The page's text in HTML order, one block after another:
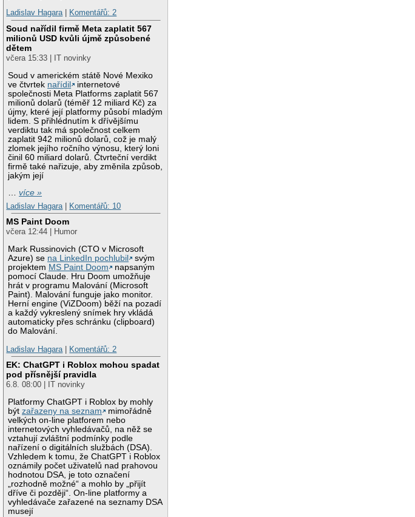
Ladislav Hagara| Komentářů: 2
Soud nařídil firmě Meta zaplatit 567
milionů USD kvůli újmě způsobené
dětem
včera 15:33 | IT novinky
Soud v americkém státě Nové Mexiko
ve čtvrtek nařídil
internetové
společnosti Meta Platforms zaplatit 567
milionů dolarů (téměř 12 miliard Kč) za
újmy, které její platformy působí mladým
lidem. S přihlédnutím k dřívějšímu
verdiktu tak má společnost celkem
zaplatit 942 milionů dolarů, což je malý
zlomek jejího ročního výnosu, který loni
činil 60 miliard dolarů. Čtvrteční verdikt
firmě také nařizuje, aby změnila způsob,
jakým její
…více »
Ladislav Hagara
Komentářů: 10
MS Paint Doom
včera 12:44 | Humor
Mark Russinovich (CTO v Microsoft
Azure) se na LinkedIn pochlubil
svým
projektem MS Paint Doom
napsaným
pomocí Claude. Hru Doom umožňuje
hrát v programu Malování (Microsoft
Paint). Malování funguje jako monitor.
Herní engine (ViZDoom) běží na pozadí
a každý vykreslený snímek hry vkládá
automaticky přes schránku (clipboard)
do Malování.
Ladislav Hagara
Komentářů: 2
EK: ChatGPT i Roblox mohou spadat
pod přísnější pravidla
6.8. 08:00 | IT novinky
Platformy ChatGPT i Roblox by mohly
býtzařazeny na seznam
mimořádně
velkých on-line platforem nebo
internetových vyhledávačů, na něž se
vztahují zvláštní podmínky podle
nařízení o digitálních službách (DSA).
Vzhledem k tomu, že ChatGPT i Roblox
oznámily počet uživatelů nad prahovou
hodnotou DSA, je toto označení
„rozhodně možné“ a mohlo by „přijít
dříve či později“. On-line platformy a
vyhledávače zařazené na seznamy DSA
musejí